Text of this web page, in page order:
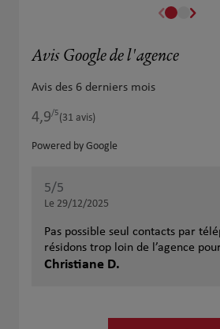
Avis Google de l'agence
Avis des 6 derniers mois
4,9/5Note de 4.9 sur 5
(31 avis)
Powered by Google
5/5
Le 29/12/2025
Pas possible seul contacts par
résidons trop loin de l’agence
détails sur le descriptif de celle-ci
Christiane D.